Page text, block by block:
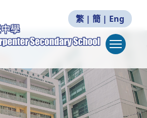
繁 | 簡 | Eng